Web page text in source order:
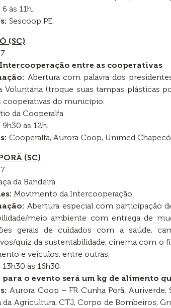
6 às 11h.
Sescoop PE.
(SC)
entre as cooperativas
Abertura com palavra dos
Voluntária (troque suas tampas plásticas
cooperativas do município.
da Cooperalfa
9h30 às 12h.
Cooperalfa, Aurora Coop, Unimed
(SC)
da Bandeira
Movimento da Intercooperação
Abertura especial com participação
meio ambiente com entrega de
gerais de cuidados com a saúde,
quiz da sustentabilidade, cinema com o
e veículos, entre outras.
13h30 às 16h30.
para o evento será um kg de alimento
Aurora Coop – FR Cunha Porã, Auriverde,
da Agricultura, CTJ, Corpo de Bombeiros,